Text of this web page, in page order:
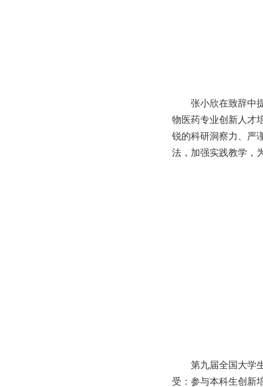
张小欣在致辞中
物医药专业创新人才
锐的科研洞察力、严
法，加强实践教学，
第九届全国大学
受：参与本科生创新